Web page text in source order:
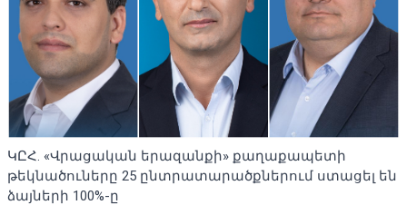
ԿԸՀ. «Վրացական երազանքի» քաղաքապետի
թեկնածուները 25 ընտրատարածքներում ստացել են
ձայների 100%-ը